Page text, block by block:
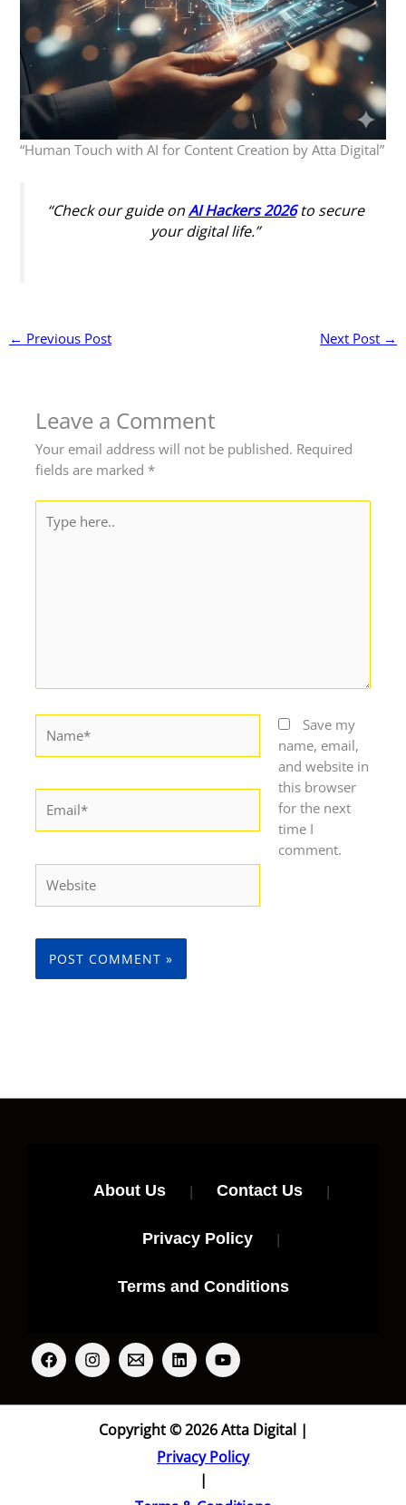
“Human Touch with AI for Content Creation by Atta Digital”
“Check our guide onAI Hackers 2026to secure
your digital life.”
← Previous Post Next Post →
Leave a Comment
Your email address will not be published. Required
fields are marked *
here..
Save my
name, email,
and website in
this browser
for the next
time I
comment.
About Us | Contact Us |
Privacy Policy |
Terms and Conditions
Copyright © 2026 Atta Digital |
Privacy Policy
|